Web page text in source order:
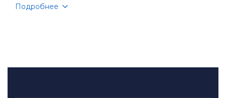
оборудования. Компания имеет более чем
Подробнее